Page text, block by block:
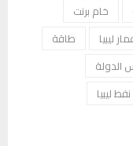
خام برنت
ليبيا
طاقة
الدولة
نفط ليبيا